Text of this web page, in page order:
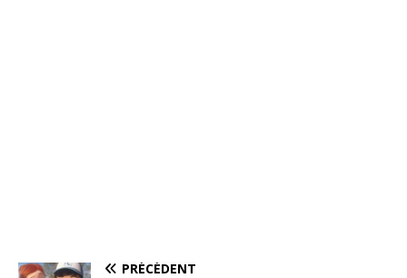
PRÉCÉDENT